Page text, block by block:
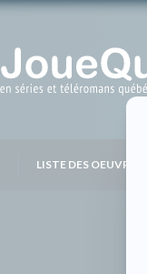
LISTE DES OEUVRES